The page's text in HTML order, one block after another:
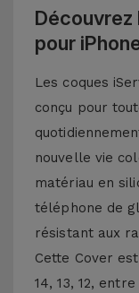
Découvrez
pour
Les coques
conçu pour
nouvelle vie
matériau en
téléphone de
résistant aux
Cette Cover
14, 13, 12,